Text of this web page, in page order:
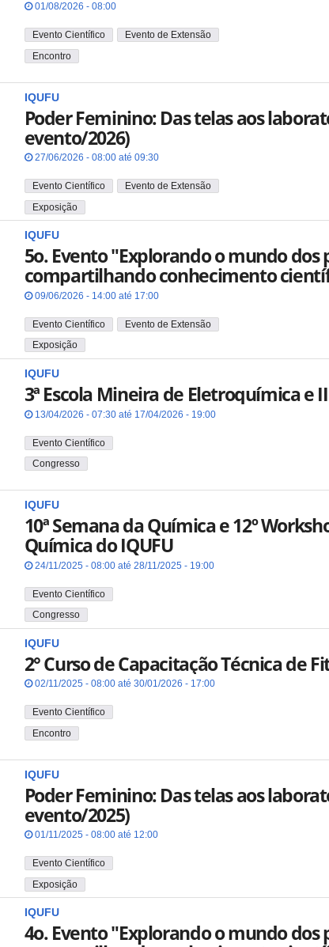
01/08/2026 - 08:00
Evento Científico
Evento de Extensão
Encontro
IQUFU
Poder Feminino: Das telas aos
evento/2026)
27/06/2026 - 08:00 até 09:30
Evento Científico
Evento de Extensão
Exposição
IQUFU
5o. Evento "Explorando o mundo
compartilhando conhecimento
09/06/2026 - 14:00 até 17:00
Evento Científico
Evento de Extensão
Exposição
IQUFU
3ª Escola Mineira de Eletroquímica e
13/04/2026 - 07:30 até 17/04/2026 - 19:00
Evento Científico
Congresso
IQUFU
10ª Semana da Química e 12º
Química do IQUFU
24/11/2025 - 08:00 até 28/11/2025 - 19:00
Evento Científico
Congresso
IQUFU
2° Curso de Capacitação Técnica de
02/11/2025 - 08:00 até 30/01/2026 - 17:00
Evento Científico
Encontro
IQUFU
Poder Feminino: Das telas aos
evento/2025)
01/11/2025 - 08:00 até 12:00
Evento Científico
Exposição
IQUFU
4o. Evento "Explorando o mundo